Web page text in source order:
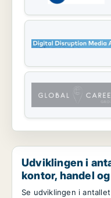
Udviklingen i
kontor, handel
Se udviklingen i